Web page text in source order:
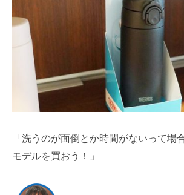
「洗うのが面倒とか時間がないって場
モデルを買おう！」